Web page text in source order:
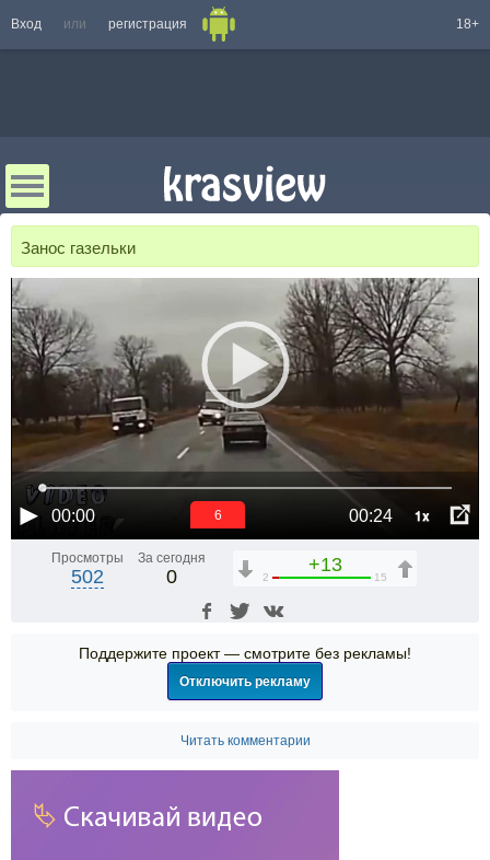
Вход или регистрация 18+
Занос газельки
00:00 00:24 1x
6
Просмотры
502
За сегодня
0
+13
2 15
Поддержите проект — смотрите без рекламы!
Отключить рекламу
Читать комментарии